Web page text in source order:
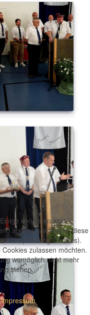
von ihnen sind
andere uns helfen, diese
(Tracking Cookies).
zulassen möchten.
womöglich nicht mehr
stehen.
Impressum